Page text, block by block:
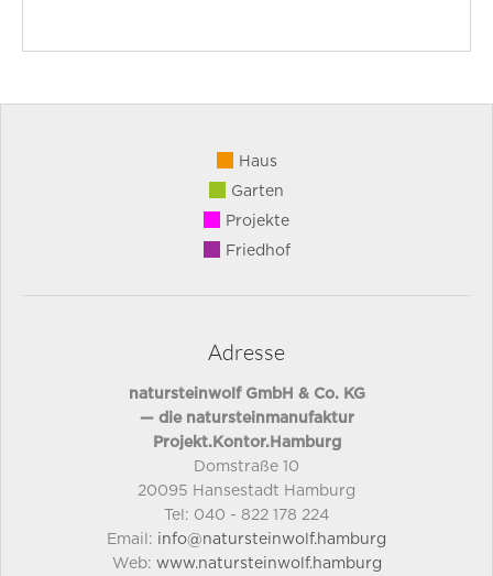
Haus
Garten
Projekte
Friedhof
Adresse
natursteinwolf GmbH & Co. KG
— die natursteinmanufaktur
Projekt.Kontor.Hamburg
Domstraße 10
20095 Hansestadt Hamburg
Tel: 040 - 822 178 224
Email: info@natursteinwolf.hamburg
Web: www.natursteinwolf.hamburg